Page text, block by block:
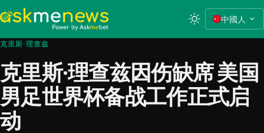
中國人
克里斯·理查兹
克里斯·理查兹因伤缺席 美国
男足世界杯备战工作正式启
动